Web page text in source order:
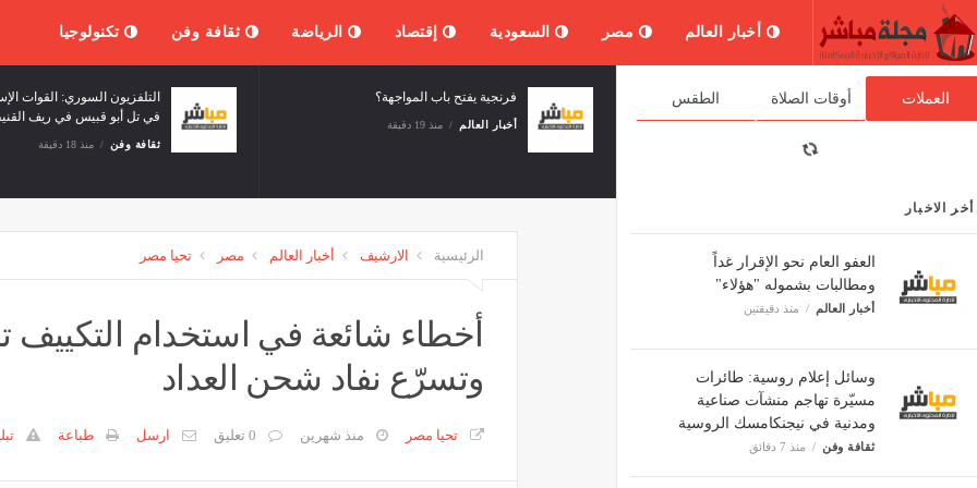
أخبار العالم مصر السعودية إقتصاد الرياضة ثقافة وفن تكنولوجيا
العملات أوقات الصلاة الطقس
أخر الاخبار
العفو العام نحو الإقرار غداً
ومطالبات بشموله "هؤلاء"
أخبار العالم منذ دقيقتين
وسائل إعلام روسية: طائرات
مسيّرة تهاجم منشآت صناعية
ومدنية في نيجنكامسك الروسية
ثقافة وفن منذ 7 دقائق
مجدلزون
العموميات لا تفي
الرئيسية الارشيف أخبار العالم مصر تحيا مصر
أخطاء شائعة في استخدام التكييف
وتسرّع نفاد شحن العداد
تحيا مصر منذ شهرين 0 تعليق ارسل طباعة